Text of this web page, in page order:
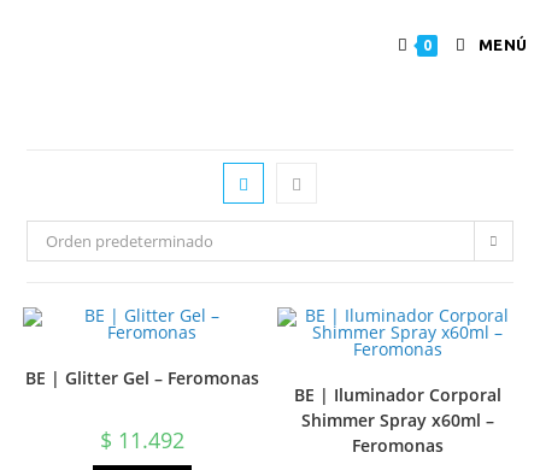
0 MENÚ
Orden predeterminado
BE | Glitter Gel – Feromonas
$ 11.492
BE | Iluminador Corporal
Shimmer Spray x60ml –
Feromonas